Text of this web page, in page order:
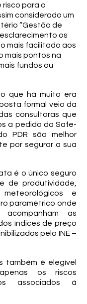
para o
considerado um
“Gestão de
os
mais facilitado aos
mais pontos na
fundos ou
que há muito era
formal veio da
consultoras que
a pedido da Safe-
PDR são melhor
por segurar a sua
é o único seguro
de produtividade,
e
paramétrico onde
as
índices de preço
pelo INE –
também é elegível
os riscos
associados à